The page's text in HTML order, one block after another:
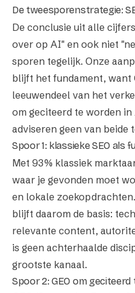
De tweesporenstrategie:
De conclusie uit alle
over op AI" en ook niet
sporen tegelijk. Onze
blijft het fundament, want
leeuwendeel van het
om geciteerd te worden
adviseren geen van beide
Spoor 1: klassieke SEO als
Met 93% klassiek
waar je gevonden moet
en lokale
blijft daarom de basis:
relevante content,
is geen achterhaalde
grootste kanaal.
Spoor 2: GEO om